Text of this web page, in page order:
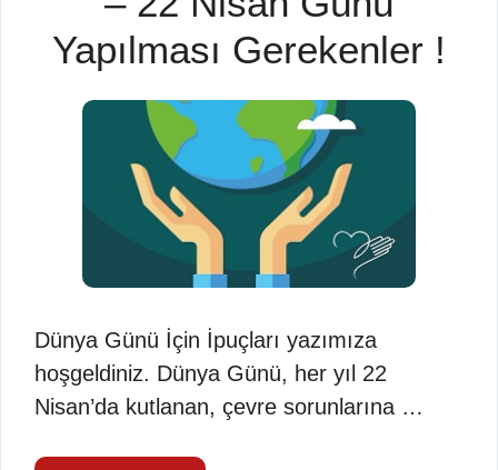
Yapılması Gerekenler !
Dünya Günü İçin İpuçları yazımıza
hoşgeldiniz. Dünya Günü, her yıl 22
Nisan’da kutlanan, çevre sorunlarına …